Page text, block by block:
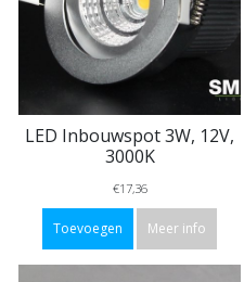
LED Inbouwspot 3W, 12V,
3000K
€17,36
Toevoegen Meer info